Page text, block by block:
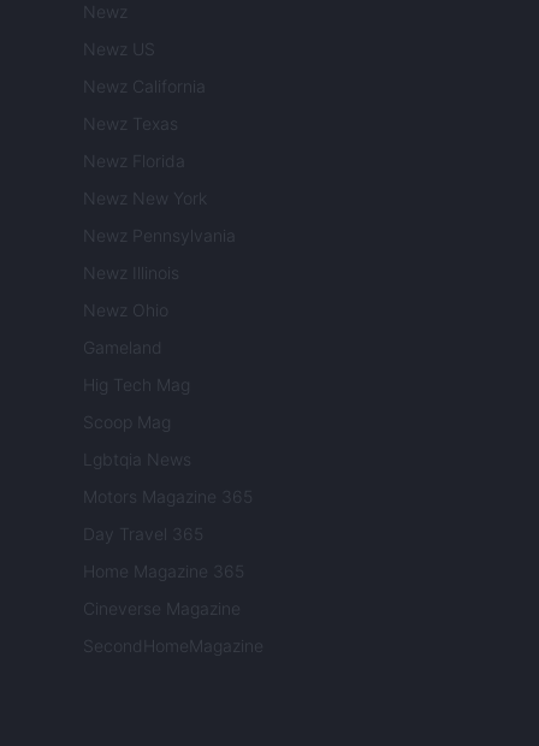
Newz
Newz US
Newz California
Newz Texas
Newz Florida
Newz New York
Newz Pennsylvania
Newz Illinois
Newz Ohio
Gameland
Hig Tech Mag
Scoop Mag
Lgbtqia News
Motors Magazine 365
Day Travel 365
Home Magazine 365
Cineverse Magazine
SecondHomeMagazine